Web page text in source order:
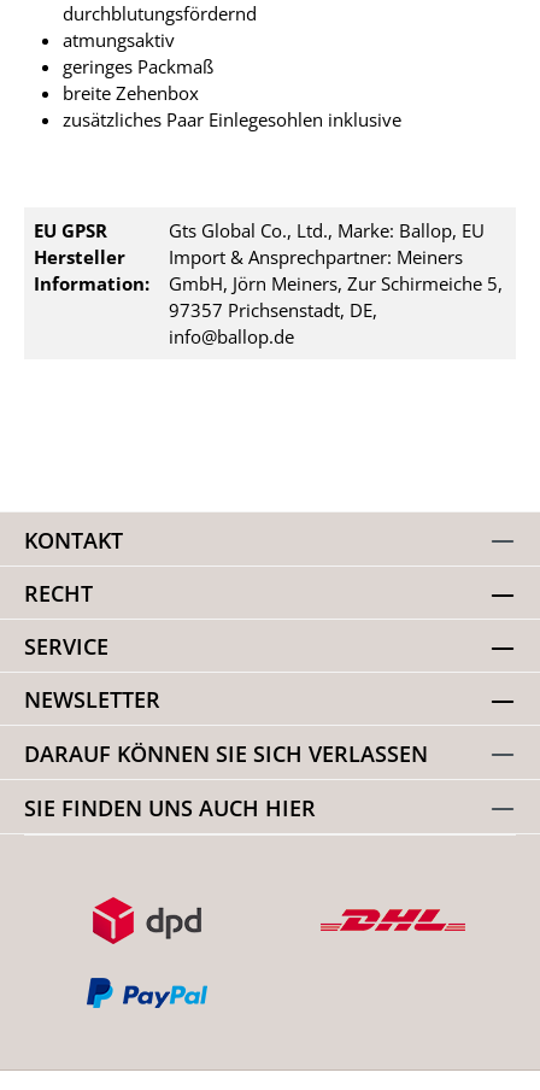
durchblutungsfördernd
atmungsaktiv
geringes Packmaß
breite Zehenbox
zusätzliches Paar Einlegesohlen inklusive
EU GPSR
Hersteller
Information:
Gts Global Co., Ltd., Marke: Ballop, EU
Import & Ansprechpartner: Meiners
GmbH, Jörn Meiners, Zur Schirmeiche 5,
97357 Prichsenstadt, DE,
info@ballop.de
KONTAKT
RECHT
SERVICE
NEWSLETTER
DARAUF KÖNNEN SIE SICH VERLASSEN
SIE FINDEN UNS AUCH HIER